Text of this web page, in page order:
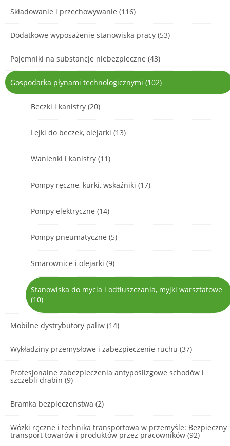
Składowanie i przechowywanie (116)
Dodatkowe wyposażenie stanowiska pracy (53)
Pojemniki na substancje niebezpieczne (43)
Gospodarka płynami technologicznymi (102)
Beczki i kanistry (20)
Lejki do beczek, olejarki (13)
Wanienki i kanistry (11)
Pompy ręczne, kurki, wskaźniki (17)
Pompy elektryczne (14)
Pompy pneumatyczne (5)
Smarownice i olejarki (9)
Stanowiska do mycia i odtłuszczania, myjki warsztatowe
(10)
Mobilne dystrybutory paliw (14)
Wykładziny przemysłowe i zabezpieczenie ruchu (37)
Profesjonalne zabezpieczenia antypoślizgowe schodów i
szczebli drabin (9)
Bramka bezpieczeństwa (2)
Wózki ręczne i technika transportowa w przemyśle: Bezpieczny
transport towarów i produktów przez pracowników (92)